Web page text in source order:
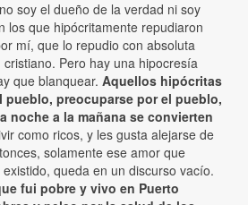
soy el dueño de la verdad ni soy
los que hipócritamente repudiaron
mí, que lo repudio con absoluta
Pero hay una hipocresía
que blanquear. Aquellos hipócritas
pueblo, preocuparse por el pueblo,
noche a la mañana se convierten
como ricos, y les gusta alejarse de
solamente ese amor que
queda en un discurso vacío.
fui pobre y vivo en Puerto